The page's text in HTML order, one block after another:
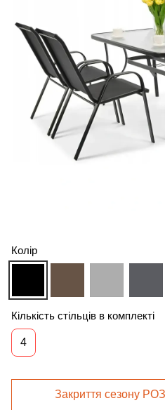
Колір
Кількість стільців в комплекті
4
Закриття сезону